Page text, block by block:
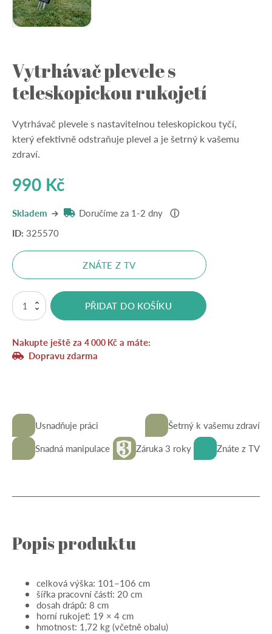
Vytrhávač plevele s
teleskopickou rukojetí
Vytrhávač plevele s nastavitelnou teleskopickou tyčí,
který efektivně odstraňuje plevel a je šetrný k vašemu
zdraví.
990 Kč
Skladem Doručíme za 1-2 dny ⓘ
ID: 325570
ZNÁTE Z TV
Vytrhávač
plevele
rukojetí
množství
PŘIDAT DO KOŠÍKU
Nakupte ještě za 4 000 Kč a máte:
Dopravu zdarma
Usnadňuje práci
Šetrný k vašemu zdraví
Snadná manipulace
Záruka 3 roky Znáte z TV
Popis produktu
celková výška: 101–106 cm
šířka pracovní části: 20 cm
dosah drápů: 8 cm
horní rukojeť: 19 × 4 cm
hmotnost: 1,72 kg (včetně obalu)